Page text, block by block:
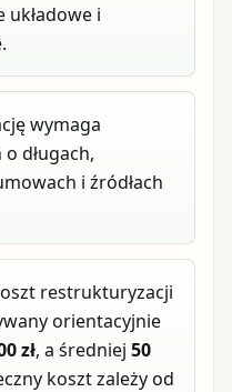
układowe i
wymaga
długach,
i źródłach
restrukturyzacji
orientacyjnie
zł, a średniej50
koszt zależy od